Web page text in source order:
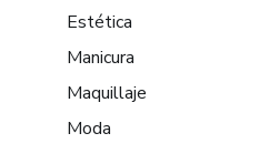
Estética
Manicura
Maquillaje
Moda